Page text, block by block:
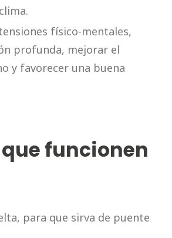
físico-mentales,
profunda, mejorar el
y favorecer una buena
funcionen
para que sirva de puente